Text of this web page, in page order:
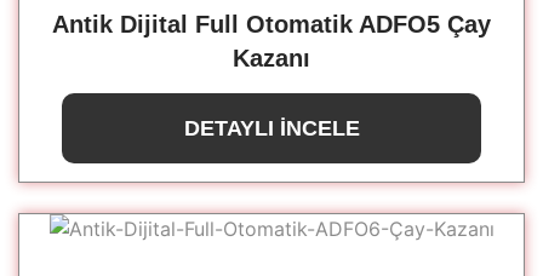
Antik Dijital Full Otomatik ADFO5 Çay
Kazanı
DETAYLI İNCELE